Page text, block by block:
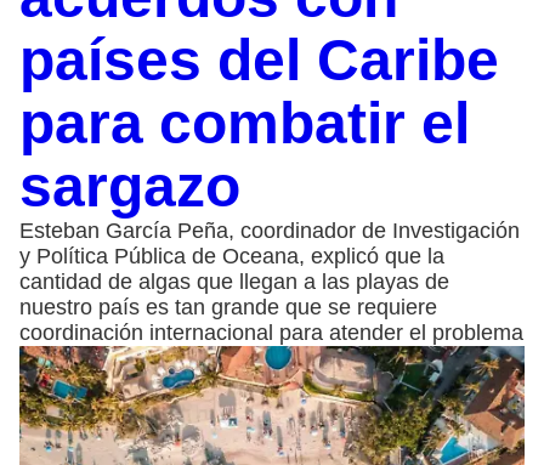
países del Caribe
para combatir el
sargazo
Esteban García Peña, coordinador de Investigación
y Política Pública de Oceana, explicó que la
cantidad de algas que llegan a las playas de
nuestro país es tan grande que se requiere
coordinación internacional para atender el problema